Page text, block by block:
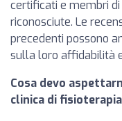
certificati e membri
riconosciute. Le
precedenti possono
sulla loro affidabilità
Cosa devo
clinica di